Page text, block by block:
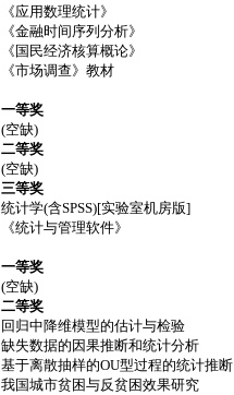
《应用数理统计》
《金融时间序列分析》
《国民经济核算概论》
《市场调查》教材
一等奖
(空缺)
二等奖
(空缺)
三等奖
统计学(含SPSS)[实验室机房版]
《统计与管理软件》
一等奖
(空缺)
二等奖
回归中降维模型的估计与检验
缺失数据的因果推断和统计分析
基于离散抽样的OU型过程的统计推断
我国城市贫困与反贫困效果研究